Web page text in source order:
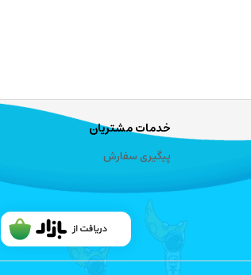
خدمات مشتریان
پیگیری سفارش